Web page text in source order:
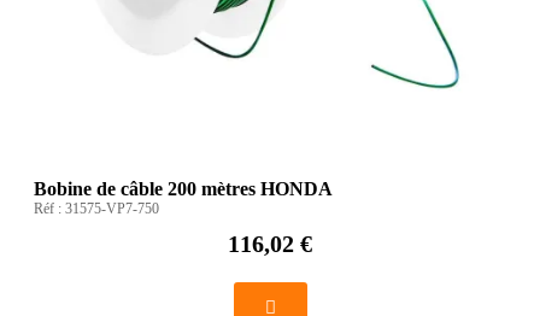
Bobine de câble 200 mètres HONDA
Réf : 31575-VP7-750
116,02 €